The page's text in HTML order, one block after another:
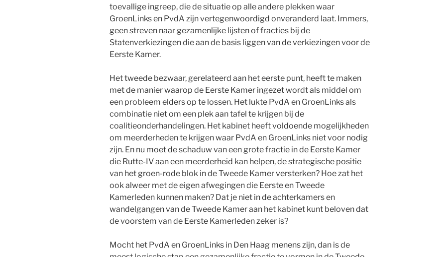
toevallige ingreep, die de situatie op alle andere plekken waar
GroenLinks en PvdA zijn vertegenwoordigd onveranderd laat. Immers,
geen streven naar gezamenlijke lijsten of fracties bij de
Statenverkiezingen die aan de basis liggen van de verkiezingen voor de
Eerste Kamer.
Het tweede bezwaar, gerelateerd aan het eerste punt, heeft te maken
met de manier waarop de Eerste Kamer ingezet wordt als middel om
een probleem elders op te lossen. Het lukte PvdA en GroenLinks als
combinatie niet om een plek aan tafel te krijgen bij de
coalitieonderhandelingen. Het kabinet heeft voldoende mogelijkheden
om meerderheden te krijgen waar PvdA en GroenLinks niet voor nodig
zijn. En nu moet de schaduw van een grote fractie in de Eerste Kamer
die Rutte-IV aan een meerderheid kan helpen, de strategische positie
van het groen-rode blok in de Tweede Kamer versterken? Hoe zat het
ook alweer met de eigen afwegingen die Eerste en Tweede
Kamerleden kunnen maken? Dat je niet in de achterkamers en
wandelgangen van de Tweede Kamer aan het kabinet kunt beloven dat
de voorstem van de Eerste Kamerleden zeker is?
Mocht het PvdA en GroenLinks in Den Haag menens zijn, dan is de